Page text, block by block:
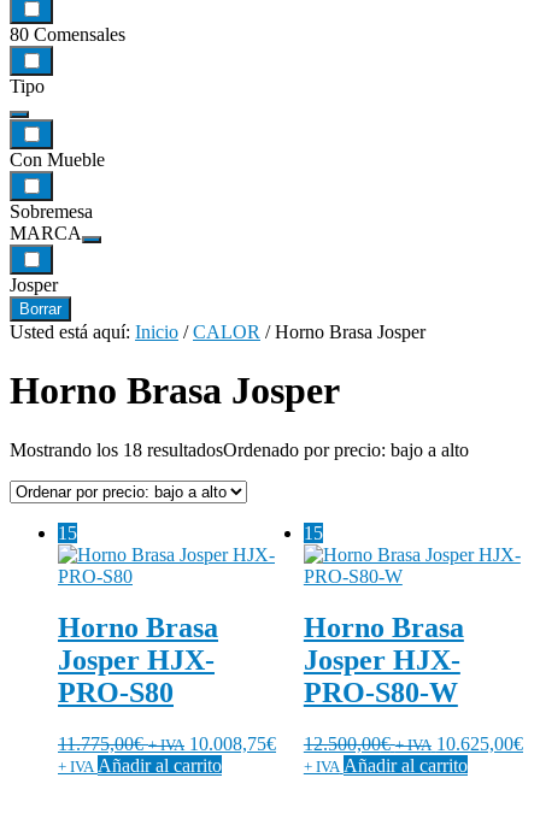
80 Comensales
Tipo
Con Mueble
Sobremesa
MARCA
Josper
Borrar
Usted está aquí: Inicio / CALOR /Horno Brasa Josper
Horno Brasa Josper
Mostrando los 18 resultadosOrdenado por precio: bajo a alto
15
Horno Brasa
Josper HJX-
PRO-S80
11.775,00€ + IVA 10.008,75€
+ IVA Añadir al carrito
15
Horno Brasa
Josper HJX-
PRO-S80-W
12.500,00€ + IVA 10.625,00€
+ IVA Añadir al carrito